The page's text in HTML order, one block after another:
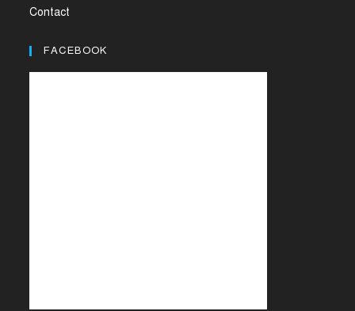
Contact
FACEBOOK